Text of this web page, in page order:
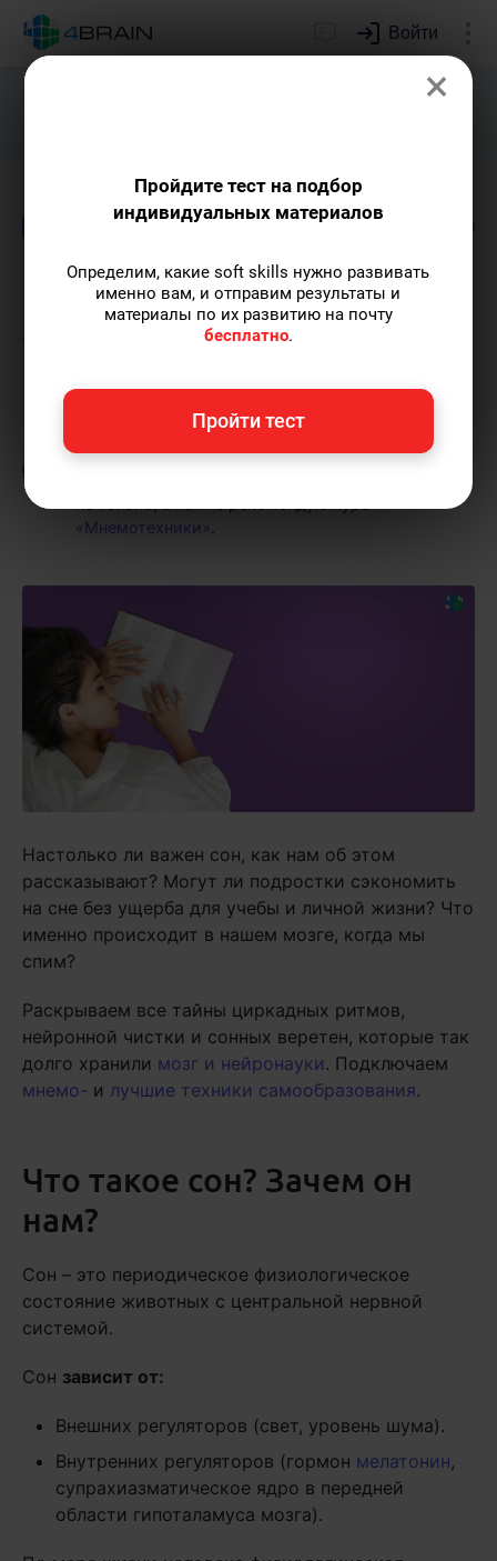
Войти
Подарим индивидуальный план
Дети и родители
Роль сна в процессе
запоминания и обучения
— контент-археолог, автор-
популяризатор экспертных знаний,
выпускница Исторического факультета МГУ.
«Мнемотехники»
Настолько ли важен сон, как нам об этом
рассказывают? Могут ли подростки сэкономить
на сне без ущерба для учебы и личной жизни? Что
именно происходит в нашем мозге, когда мы
спим?
Раскрываем все тайны циркадных ритмов,
нейронной чистки и сонных веретен, которые так
долго хранили мозг и нейронауки. Подключаем
мнемо- и лучшие техники самообразования.
Что такое сон? Зачем он
нам?
Сон – это периодическое физиологическое
состояние животных с центральной нервной
системой.
Сон зависит от:
Внешних регуляторов (свет, уровень шума).
Внутренних регуляторов (гормон мелатонин,
супрахиазматическое ядро в передней
области гипоталамуса ​​мозга).
×
Пройдите тест на подбор
индивидуальных материалов
Определим, какие soft skills нужно развивать
именно вам, и отправим результаты и
материалы по их развитию на почту
бесплатно.
Пройти тест